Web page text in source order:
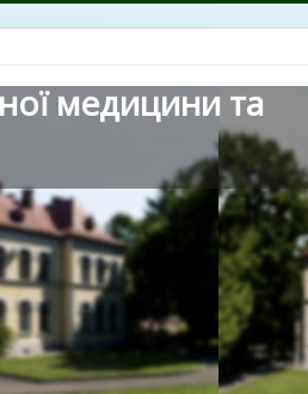
медицини та